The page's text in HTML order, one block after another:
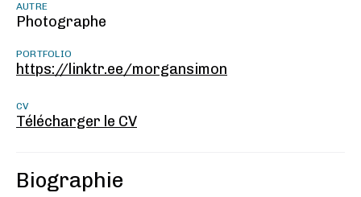
AUTRE
Photographe
PORTFOLIO
https://linktr.ee/morgansimon
CV
Télécharger le CV
Biographie